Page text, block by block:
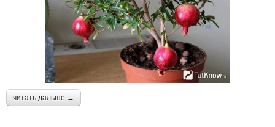
читать дальше →